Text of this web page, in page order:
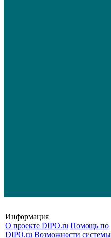
Информация
О проекте DIPO.ru Помощь по
DIPO.ru Возможности системы